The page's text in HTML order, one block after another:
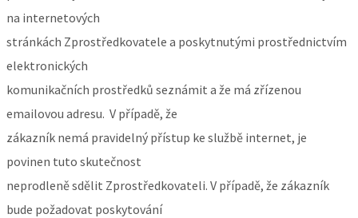
na internetových
stránkách Zprostředkovatele a poskytnutými prostřednictvím
elektronických
komunikačních prostředků seznámit a že má zřízenou
emailovou adresu. V případě, že
zákazník nemá pravidelný přístup ke službě internet, je
povinen tuto skutečnost
neprodleně sdělit Zprostředkovateli. V případě, že zákazník
bude požadovat poskytování